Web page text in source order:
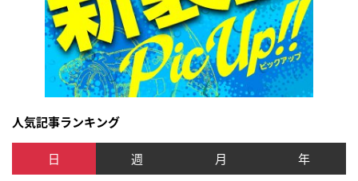
人気記事ランキング
日 週 月 年